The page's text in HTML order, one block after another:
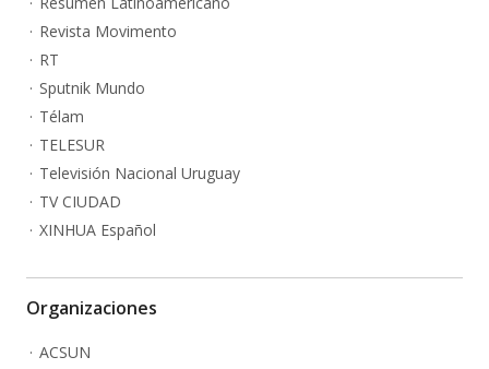
Revista Movimento
RT
Sputnik Mundo
Télam
TELESUR
Televisión Nacional Uruguay
TV CIUDAD
XINHUA Español
Organizaciones
ACSUN